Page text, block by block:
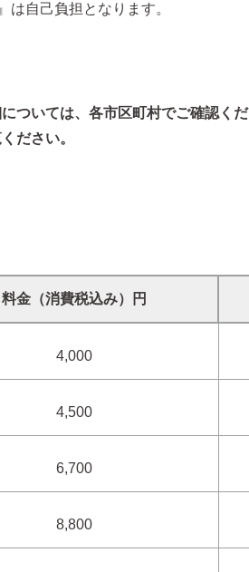
は自己負担となります。
ついては、各市区町村でご確認くだ
ださい。
料金（消費税込み）円
4,000
4,500
6,700
8,800